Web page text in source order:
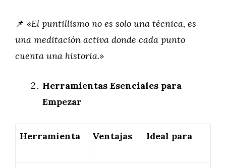
📌 «El puntillismo no es solo una técnica, es
una meditación activa donde cada punto
cuenta una historia.»
Herramientas Esenciales para
Empezar
Herramienta Ventajas Ideal para